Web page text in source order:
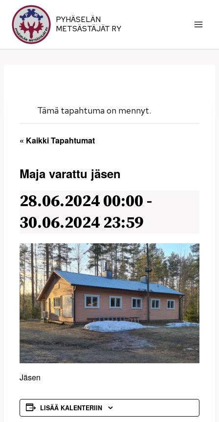
sisältöön
PYHÄSELÄN
METSÄSTÄJÄT RY
Tämä tapahtuma on mennyt.
« Kaikki Tapahtumat
Maja varattu jäsen
28.06.2024 00:00 -
30.06.2024 23:59
Jäsen
LISÄÄ KALENTERIIN